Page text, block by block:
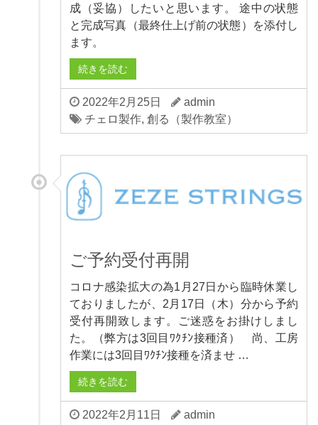
成（妥協）したいと思います。 途中の状態
と完成写真（最終仕上げ前の状態）を添付し
ます。
続きを読む
2022年2月25日
admin
チェロ製作, 創る（製作教室）
ご予約受付再開
コロナ感染拡大の為1月27日から臨時休業し
ておりましたが、2月17日（木）分から予約
受付再開致します。ご迷惑をお掛けしまし
た。（弊方は3回目ﾜｸﾁﾝ接種済） 尚、工房
作業には3回目ﾜｸﾁﾝ接種を済ませ …
続きを読む
2022年2月11日
admin